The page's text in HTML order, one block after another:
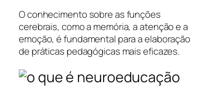
O conhecimento sobre as funções
cerebrais, como a memória, a atenção e a
emoção, é fundamental para a elaboração
de práticas pedagógicas mais eficazes.